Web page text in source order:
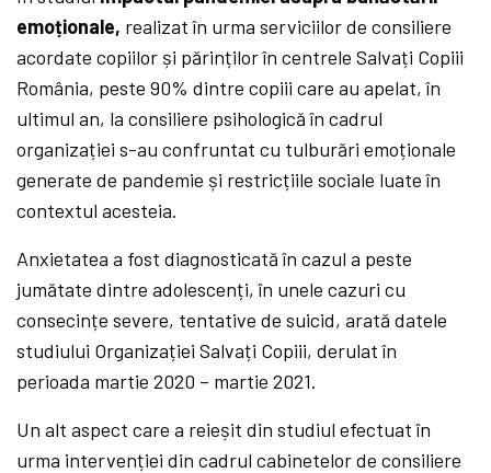
emoționale, realizat în urma serviciilor de consiliere
acordate copiilor și părinților în centrele Salvați Copiii
România, peste 90% dintre copiii care au apelat, în
ultimul an, la consiliere psihologică în cadrul
organizației s-au confruntat cu tulburări emoționale
generate de pandemie și restricțiile sociale luate în
contextul acesteia.
Anxietatea a fost diagnosticată în cazul a peste
jumătate dintre adolescenți, în unele cazuri cu
consecințe severe, tentative de suicid, arată datele
studiului Organizației Salvați Copiii, derulat în
perioada martie 2020 – martie 2021.
Un alt aspect care a reieșit din studiul efectuat în
urma intervenției din cadrul cabinetelor de consiliere